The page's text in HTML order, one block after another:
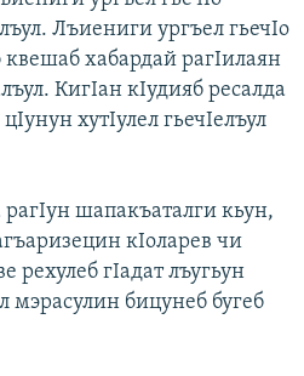
Лъиениги ургъел гьечIо
хабардай рагIилаян
КигIан кIудияб ресалда
хутIулел гьечIелъул
рагIун шапакъаталги кьун,
кIоларев чи
рехулеб гIадат лъугьун
мэрасулин бицунеб бугеб